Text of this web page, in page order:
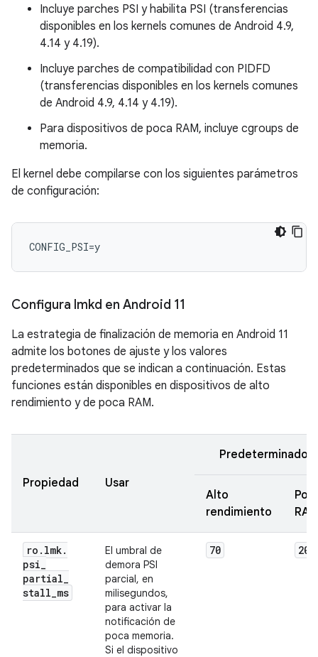
Incluye parches PSI y habilita PSI (transferencias
disponibles en los kernels comunes de Android 4.9,
4.14 y 4.19).
Incluye parches de compatibilidad con PIDFD
(transferencias disponibles en los kernels comunes
de Android 4.9, 4.14 y 4.19).
Para dispositivos de poca RAM, incluye cgroups de
memoria.
El kernel debe compilarse con los siguientes parámetros
de configuración:
Configura lmkd en Android 11
La estrategia de finalización de memoria en Android 11
admite los botones de ajuste y los valores
predeterminados que se indican a continuación. Estas
funciones están disponibles en dispositivos de alto
rendimiento y de poca RAM.
Propiedad Usar
Predeterminado
Alto
rendimiento
RAM
ro . lmk.
psi_
partial_
stall_ms
El umbral de
demora PSI
parcial, en
milisegundos,
para activar la
notificación de
poca memoria.
Si el dispositivo
70 200